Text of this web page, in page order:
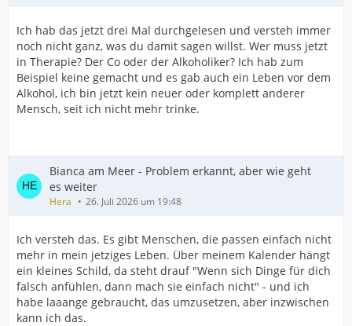
Ich hab das jetzt drei Mal durchgelesen und versteh immer
noch nicht ganz, was du damit sagen willst. Wer muss jetzt
in Therapie? Der Co oder der Alkoholiker? Ich hab zum
Beispiel keine gemacht und es gab auch ein Leben vor dem
Alkohol, ich bin jetzt kein neuer oder komplett anderer
Mensch, seit ich nicht mehr trinke.
Bianca am Meer - Problem erkannt, aber wie geht
es weiter
Hera 26. Juli 2026 um 19:48
Ich versteh das. Es gibt Menschen, die passen einfach nicht
mehr in mein jetziges Leben. Über meinem Kalender hängt
ein kleines Schild, da steht drauf "Wenn sich Dinge für dich
falsch anfühlen, dann mach sie einfach nicht" - und ich
habe laaange gebraucht, das umzusetzen, aber inzwischen
kann ich das.